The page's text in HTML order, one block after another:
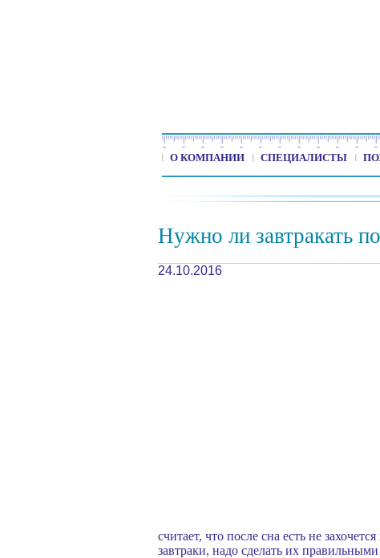
О КОМПАНИИ СПЕЦИАЛИСТЫ
Нужно ли завтракать
24.10.2016
считает, что после сна есть не
завтраки, надо сделать их